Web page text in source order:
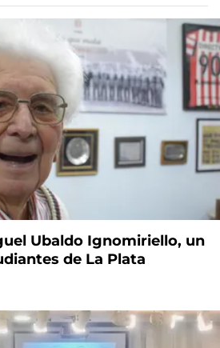
Ubaldo Ignomiriello, un
de La Plata